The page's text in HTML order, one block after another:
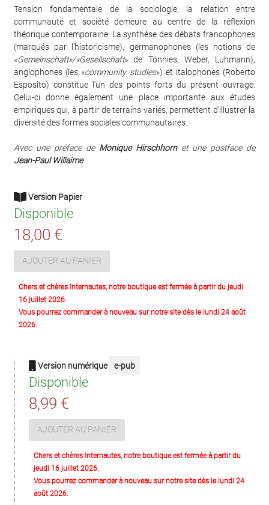
Tension fondamentale de la sociologie, la relation entre
communauté et société demeure au centre de la réflexion
théorique contemporaine. La synthèse des débats francophones
(marqués par l'historicisme), germanophones (les notions de
«Gemeinschaft»/«Gesellschaft» de Tönnies, Weber, Luhmann),
anglophones (les «community studies») et italophones (Roberto
Esposito) constitue l'un des points forts du présent ouvrage.
Celui-ci donne également une place importante aux études
empiriques qui, à partir de terrains variés, permettent d'illustrer la
diversité des formes sociales communautaires.
Avec une préface de Monique Hirschhornet une postface de
Jean-Paul Willaime.
Version Papier
Disponible
18,00 €
AJOUTER AU PANIER
Chers et chères Internautes, notre boutique est fermée à partir du jeudi
16 juillet 2026.
Vous pourrez commander à nouveau sur notre site dès le lundi 24 août
2026.
Version numérique e-pub
Disponible
8,99 €
AJOUTER AU PANIER
Chers et chères Internautes, notre boutique est fermée à partir du
jeudi 16 juillet 2026.
Vous pourrez commander à nouveau sur notre site dès le lundi 24
août 2026.